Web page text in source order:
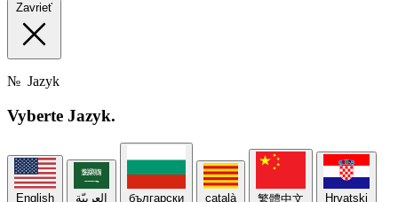
Zavrieť
№ Jazyk
Vyberte Jazyk.
English العربيّة български català 繁體中文 Hrvatski